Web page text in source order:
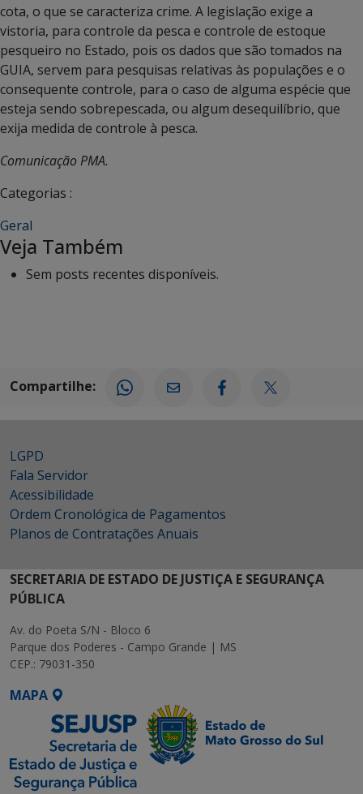
cota, o que se caracteriza crime. A legislação exige a
vistoria, para controle da pesca e controle de estoque
pesqueiro no Estado, pois os dados que são tomados na
GUIA, servem para pesquisas relativas às populações e o
consequente controle, para o caso de alguma espécie que
esteja sendo sobrepescada, ou algum desequilíbrio, que
exija medida de controle à pesca.
Comunicação PMA.
Categorias :
Geral
Veja Também
Sem posts recentes disponíveis.
Compartilhe:
LGPD
Fala Servidor
Acessibilidade
Ordem Cronológica de Pagamentos
Planos de Contratações Anuais
SECRETARIA DE ESTADO DE JUSTIÇA E SEGURANÇA
PÚBLICA
Av. do Poeta S/N - Bloco 6
Parque dos Poderes - Campo Grande | MS
CEP.: 79031-350
MAPA